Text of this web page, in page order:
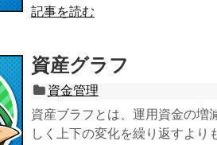
記事を読む
資産グラフ
資金管理
資産ブラフとは、運用資金の増
しく上下の変化を繰り返すより